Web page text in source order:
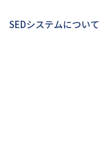
SEDシステムについて